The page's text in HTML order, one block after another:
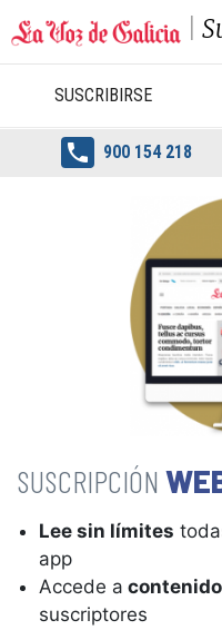
SUSCRIBIRSE
 900 154 218
Lee sin límites
app
Accede a
suscriptores